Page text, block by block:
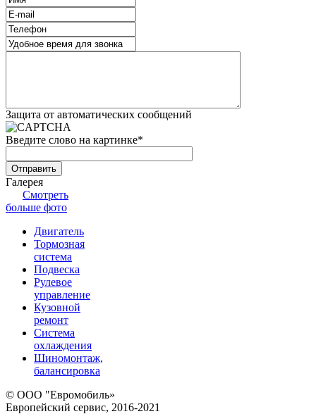
Защита от автоматических сообщений
Введите слово на картинке*
Галерея
Смотреть
больше фото
Двигатель
Тормозная
система
Подвеска
Рулевое
управление
Кузовной
ремонт
Система
охлаждения
Шиномонтаж,
балансировка
© ООО "Евромобиль»
Европейский сервис, 2016-2021